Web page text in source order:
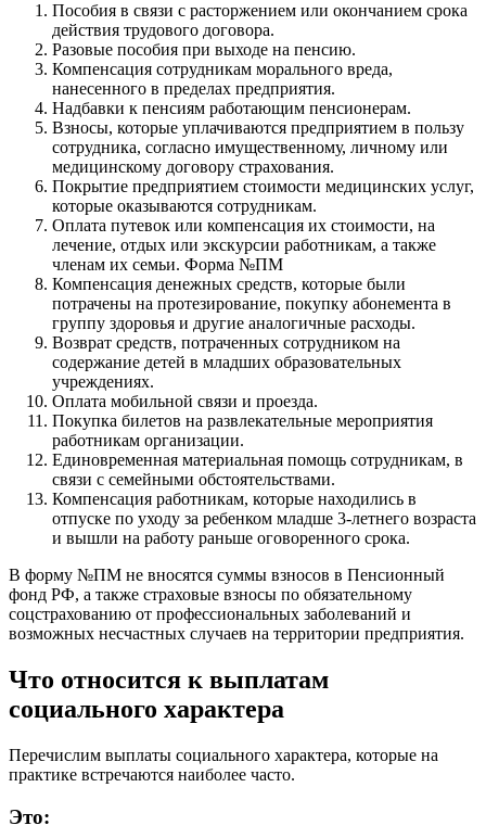
Пособия в связи с расторжением или окончанием срока
действия трудового договора.
Разовые пособия при выходе на пенсию.
Компенсация сотрудникам морального вреда,
нанесенного в пределах предприятия.
Надбавки к пенсиям работающим пенсионерам.
Взносы, которые уплачиваются предприятием в пользу
сотрудника, согласно имущественному, личному или
медицинскому договору страхования.
Покрытие предприятием стоимости медицинских услуг,
которые оказываются сотрудникам.
Оплата путевок или компенсация их стоимости, на
лечение, отдых или экскурсии работникам, а также
членам их семьи. Форма №ПМ
Компенсация денежных средств, которые были
потрачены на протезирование, покупку абонемента в
группу здоровья и другие аналогичные расходы.
Возврат средств, потраченных сотрудником на
содержание детей в младших образовательных
учреждениях.
Оплата мобильной связи и проезда.
Покупка билетов на развлекательные мероприятия
работникам организации.
Единовременная материальная помощь сотрудникам, в
связи с семейными обстоятельствами.
Компенсация работникам, которые находились в
отпуске по уходу за ребенком младше 3-летнего возраста
и вышли на работу раньше оговоренного срока.
В форму №ПМ не вносятся суммы взносов в Пенсионный
фонд РФ, а также страховые взносы по обязательному
соцстрахованию от профессиональных заболеваний и
возможных несчастных случаев на территории предприятия.
Что относится к выплатам
социального характера
Перечислим выплаты социального характера, которые на
практике встречаются наиболее часто.
Это: